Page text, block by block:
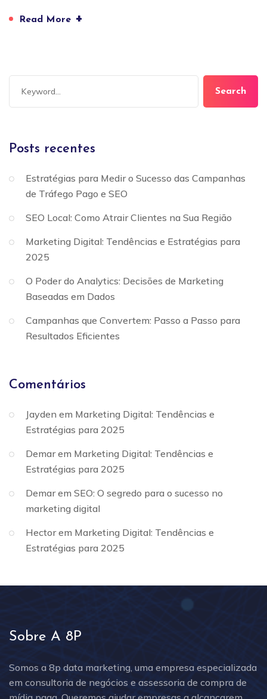
Read More +
Search
Posts recentes
Estratégias para Medir o Sucesso das Campanhas
de Tráfego Pago e SEO
SEO Local: Como Atrair Clientes na Sua Região
Marketing Digital: Tendências e Estratégias para
2025
O Poder do Analytics: Decisões de Marketing
Baseadas em Dados
Campanhas que Convertem: Passo a Passo para
Resultados Eficientes
Comentários
Jayden em Marketing Digital: Tendências e
Estratégias para 2025
Demarem Marketing Digital: Tendências e
Estratégias para 2025
Demarem SEO: O segredo para o sucesso no
marketing digital
Hectorem Marketing Digital: Tendências e
Estratégias para 2025
Sobre A 8P
Somos a 8p data marketing, uma empresa especializada
em consultoria de negócios e assessoria de compra de